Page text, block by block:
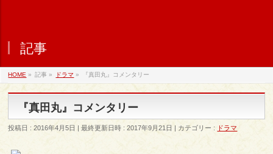
記事
HOME » 記事 » ドラマ » 『真田丸』コメンタリー
『真田丸』コメンタリー
投稿日 : 2016年4月5日 最終更新日時 : 2017年9月21日 カテゴリー : ドラマ